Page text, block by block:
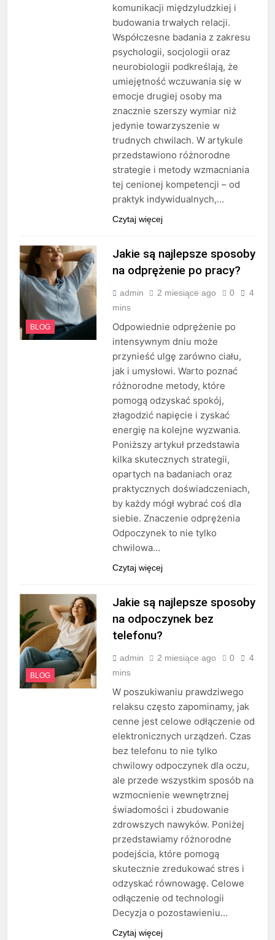
komunikacji międzyludzkiej i
budowania trwałych relacji.
Współczesne badania z zakresu
psychologii, socjologii oraz
neurobiologii podkreślają, że
umiejętność wczuwania się w
emocje drugiej osoby ma
znacznie szerszy wymiar niż
jedynie towarzyszenie w
trudnych chwilach. W artykule
przedstawiono różnorodne
strategie i metody wzmacniania
tej cenionej kompetencji – od
praktyk indywidualnych,…
Czytaj więcej
BLOG
Jakie są najlepsze sposoby
na odprężenie po pracy?
admin 2 miesiące ago 0
4
mins
Odpowiednie odprężenie po
intensywnym dniu może
przynieść ulgę zarówno ciału,
jak i umysłowi. Warto poznać
różnorodne metody, które
pomogą odzyskać spokój,
złagodzić napięcie i zyskać
energię na kolejne wyzwania.
Poniższy artykuł przedstawia
kilka skutecznych strategii,
opartych na badaniach oraz
praktycznych doświadczeniach,
by każdy mógł wybrać coś dla
siebie. Znaczenie odprężenia
Odpoczynek to nie tylko
chwilowa…
Czytaj więcej
BLOG
Jakie są najlepsze sposoby
na odpoczynek bez
telefonu?
admin 2 miesiące ago 0
4
mins
W poszukiwaniu prawdziwego
relaksu często zapominamy, jak
cenne jest celowe odłączenie od
elektronicznych urządzeń. Czas
bez telefonu to nie tylko
chwilowy odpoczynek dla oczu,
ale przede wszystkim sposób na
wzmocnienie wewnętrznej
świadomości i zbudowanie
zdrowszych nawyków. Poniżej
przedstawiamy różnorodne
podejścia, które pomogą
skutecznie zredukować stres i
odzyskać równowagę. Celowe
odłączenie od technologii
Decyzja o pozostawieniu…
Czytaj więcej